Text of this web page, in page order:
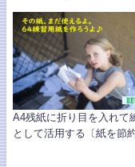
A4残紙に折り目を入れて
として活用する〔紙を節